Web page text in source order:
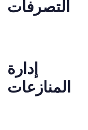
التصرفات
إدارة
المنازعات